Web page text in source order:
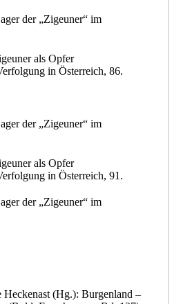
der „Zigeuner“ im
als Opfer
in Österreich, 86.
der „Zigeuner“ im
als Opfer
in Österreich, 91.
der „Zigeuner“ im
Heckenast (Hg.): Burgenland –